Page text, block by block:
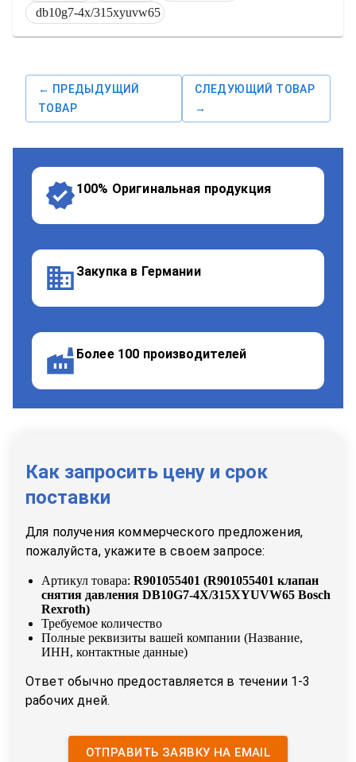
db10g7-4x/315xyuvw65
← ПРЕДЫДУЩИЙ
ТОВАР
СЛЕДУЮЩИЙ ТОВАР
→
100% Оригинальная продукция
Закупка в Германии
Более 100 производителей
Как запросить цену и срок
поставки
Для получения коммерческого предложения,
пожалуйста, укажите в своем запросе:
Артикул товара: R901055401 (R901055401 клапан
снятия давления DB10G7-4X/315XYUVW65 Bosch
Rexroth)
Требуемое количество
Полные реквизиты вашей компании (Название,
ИНН, контактные данные)
Ответ обычно предоставляется в течении 1-3
рабочих дней.
ОТПРАВИТЬ ЗАЯВКУ НА EMAIL